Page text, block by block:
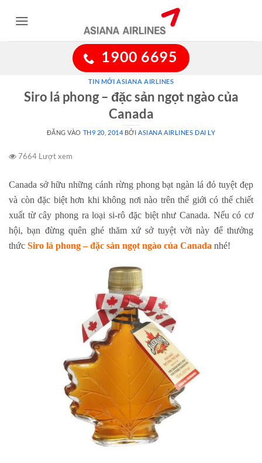
1900 6695
TIN MỚI ASIANA AIRLINES
Siro lá phong – đặc sản ngọt ngào của
Canada
ĐĂNG VÀO TH9 20, 2014 BỞI ASIANA AIRLINES DAI LY
7664 Lượt xem
Canada sở hữu những cánh rừng phong bạt ngàn lá đỏ tuyệt đẹp
và còn đặc biệt hơn khi không nơi nào trên thế giới có thể chiết
xuất từ cây phong ra loại si-rô đặc biệt như Canada. Nếu có cơ
hội, bạn đừng quên ghé thăm xứ sở tuyệt vời này để thưởng
thức Siro lá phong – đặc sản ngọt ngào của Canada nhé!